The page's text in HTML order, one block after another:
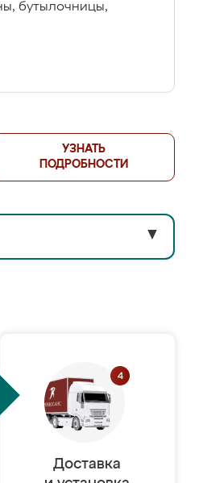
бутылочницы,
УЗНАТЬ
ПОДРОБНОСТИ
▼
Доставка